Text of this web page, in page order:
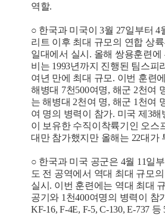
역할.
○ 한국과 미국이 3월 27일부터 4
리트 이후 최대 규모의 연합 상
일대에서 실시. 올해 쌍용훈련
비는 1993년까지 진행된 팀스피
여년 만에 최대 규모. 이번 훈련
해병대 7천500여명, 해군 2천여
는 해병대 2천여 명, 해군 1천여
여 명의 병력이 참가. 미국 제3
이 보유한 수직이착륙기인 오스
대만 참가했지만 올해는 22대가
○ 한국과 미국 공군은 4월 11일
도 전 공역에서 역대 최대 규모의
실시. 이번 훈련에는 역대 최대
공기와 1천400여명의 병력이 참
KF-16, F-4E, F-5, C-130, E-737